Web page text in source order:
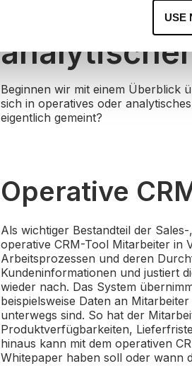
USE
Merkmale
Beginnen wir mit einem Überblick
sich in operatives oder
eigentlich gemeint?
Operative
Als wichtiger Bestandteil der
operative CRM-Tool Mitarbeiter in
Arbeitsprozessen und deren
Kundeninformationen und justiert
wieder nach. Das System
beispielsweise Daten an
unterwegs sind. So hat der
Produktverfügbarkeiten,
hinaus kann mit dem operativen
Whitepaper haben soll oder wann